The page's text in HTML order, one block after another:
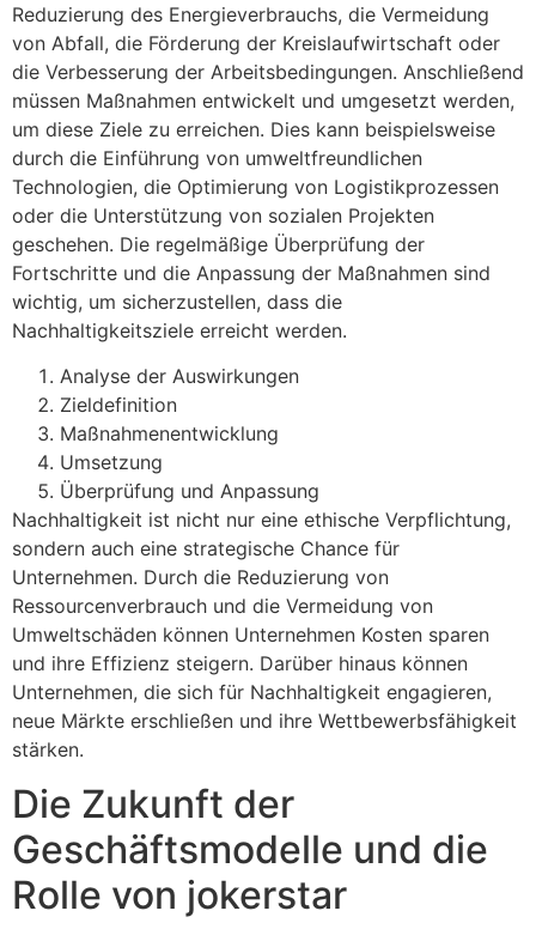
Reduzierung des Energieverbrauchs, die Vermeidung
von Abfall, die Förderung der Kreislaufwirtschaft oder
die Verbesserung der Arbeitsbedingungen. Anschließend
müssen Maßnahmen entwickelt und umgesetzt werden,
um diese Ziele zu erreichen. Dies kann beispielsweise
durch die Einführung von umweltfreundlichen
Technologien, die Optimierung von Logistikprozessen
oder die Unterstützung von sozialen Projekten
geschehen. Die regelmäßige Überprüfung der
Fortschritte und die Anpassung der Maßnahmen sind
wichtig, um sicherzustellen, dass die
Nachhaltigkeitsziele erreicht werden.
Analyse der Auswirkungen
Zieldefinition
Maßnahmenentwicklung
Umsetzung
Überprüfung und Anpassung
Nachhaltigkeit ist nicht nur eine ethische Verpflichtung,
sondern auch eine strategische Chance für
Unternehmen. Durch die Reduzierung von
Ressourcenverbrauch und die Vermeidung von
Umweltschäden können Unternehmen Kosten sparen
und ihre Effizienz steigern. Darüber hinaus können
Unternehmen, die sich für Nachhaltigkeit engagieren,
neue Märkte erschließen und ihre Wettbewerbsfähigkeit
stärken.
Die Zukunft der
Geschäftsmodelle und die
Rolle von jokerstar